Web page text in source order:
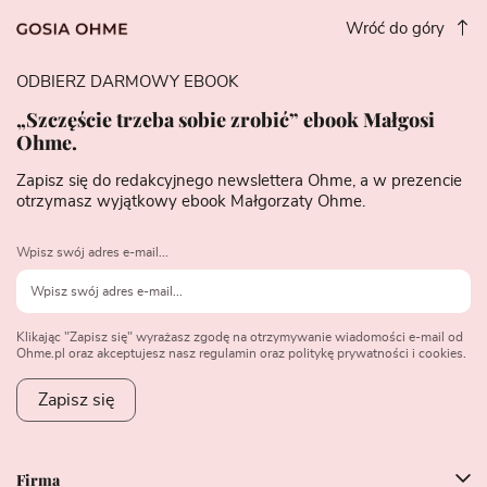
Wróć do góry
Firma
ODBIERZ DARMOWY EBOOK
„Szczęście trzeba sobie zrobić” ebook Małgosi
Ohme.
Zapisz się do redakcyjnego newslettera Ohme, a w prezencie
otrzymasz wyjątkowy ebook Małgorzaty Ohme.
Wpisz swój adres e-mail...
Klikając "Zapisz się" wyrażasz zgodę na otrzymywanie wiadomości e-mail od
Ohme.pl oraz akceptujesz nasz regulamin oraz politykę prywatności i cookies.
Zapisz się